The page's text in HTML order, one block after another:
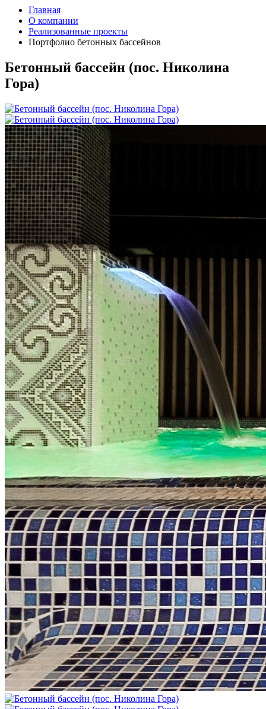
Главная
О компании
Реализованные проекты
Портфолио бетонных бассейнов
Бетонный бассейн (пос. Николина
Гора)